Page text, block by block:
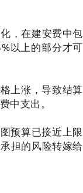
，在建安费中包
以上的部分才可
上涨，导致结算
中支出。
预算已接近上限
担的风险转嫁给